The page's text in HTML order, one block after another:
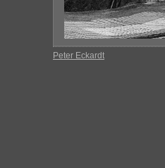
Peter Eckardt